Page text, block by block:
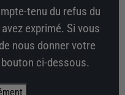
tenu du refus du
exprimé. Si vous
nous donner votre
ci-dessous.